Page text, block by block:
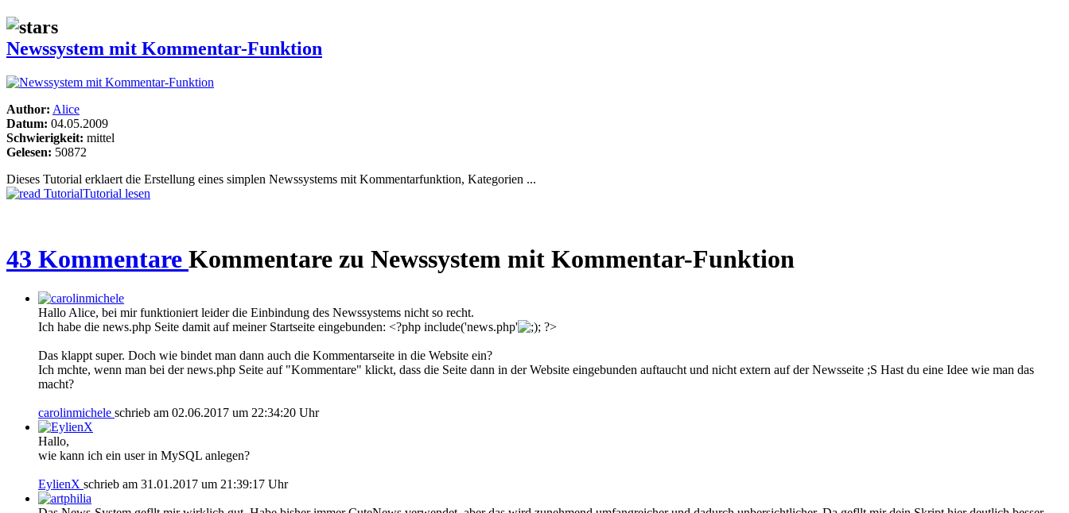
Newssystem mit Kommentar-Funktion
Author: Alice
Datum: 04.05.2009
Schwierigkeit: mittel
Gelesen: 50872
Dieses Tutorial erklaert die Erstellung eines simplen Newssystems mit Kommentarfunktion, Kategorien ...
Tutorial lesen
43 Kommentare Kommentare zu Newssystem mit Kommentar-Funktion
Hallo Alice, bei mir funktioniert leider die Einbindung des Newssystems nicht so recht.
Ich habe die news.php Seite damit auf meiner Startseite eingebunden: <?php include('news.php'
; ?>
Das klappt super. Doch wie bindet man dann auch die Kommentarseite in die Website ein?
Ich mchte, wenn man bei der news.php Seite auf "Kommentare" klickt, dass die Seite dann in der Website eingebunden auftaucht und nicht extern auf der Newsseite ;S Hast du eine Idee wie man das
macht?
carolinmichele schrieb am 02.06.2017 um 22:34:20 Uhr
Hallo,
wie kann ich ein user in MySQL anlegen?
EylienX schrieb am 31.01.2017 um 21:39:17 Uhr